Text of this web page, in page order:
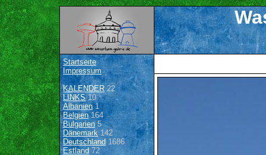
Startseite
Impressum
KALENDER22
LINKS10
Albanien1
Belgien164
Bulgarien 5
Dänemark142
Deutschland 1686
Estland 72